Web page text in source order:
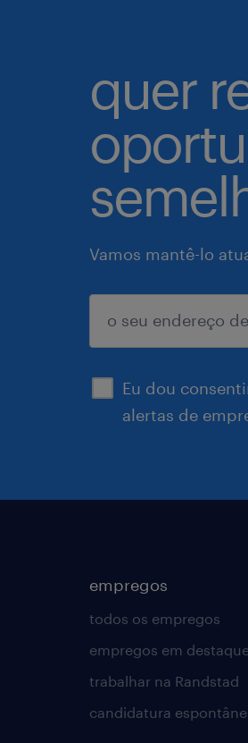
quer
Vamos mantê-lo
Eu dou
alertas de
enviar
empregos
todos os empregos
empregos em
trabalhar na Randstad
candidatura